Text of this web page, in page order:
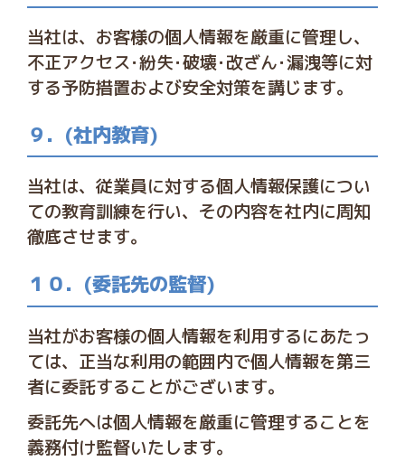
当社は、お客様の個人情報を厳重に管理し、
不正アクセス･紛失･破壊･改ざん･漏洩等に対
する予防措置および安全対策を講じます。
９．(社内教育)
当社は、従業員に対する個人情報保護につい
ての教育訓練を行い、その内容を社内に周知
徹底させます。
１０．(委託先の監督)
当社がお客様の個人情報を利用するにあたっ
ては、正当な利用の範囲内で個人情報を第三
者に委託することがございます。
委託先へは個人情報を厳重に管理することを
義務付け監督いたします。